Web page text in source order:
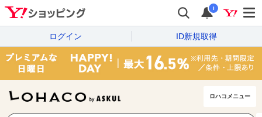
i
ログイン ID新規取得
ロハコメニュー